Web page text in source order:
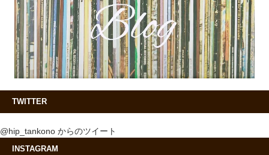
TWITTER
@hip_tankono からのツイート
INSTAGRAM